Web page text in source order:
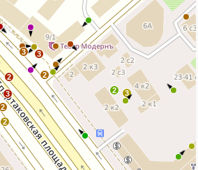
2
2
3
2 2
3
3
2 3